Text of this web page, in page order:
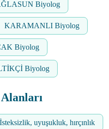
Biyolog
KARAMANLI Biyolog
Biyolog
Biyolog
İsteksizlik, uyuşukluk, hırçınlık